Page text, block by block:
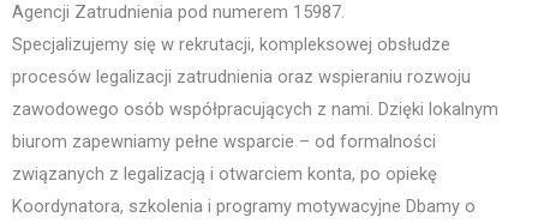
Agencji Zatrudnienia pod numerem 15987.
Specjalizujemy się w rekrutacji, kompleksowej obsłudze
procesów legalizacji zatrudnienia oraz wspieraniu rozwoju
zawodowego osób współpracujących z nami. Dzięki lokalnym
biurom zapewniamy pełne wsparcie – od formalności
związanych z legalizacją i otwarciem konta, po opiekę
Koordynatora, szkolenia i programy motywacyjne Dbamy o